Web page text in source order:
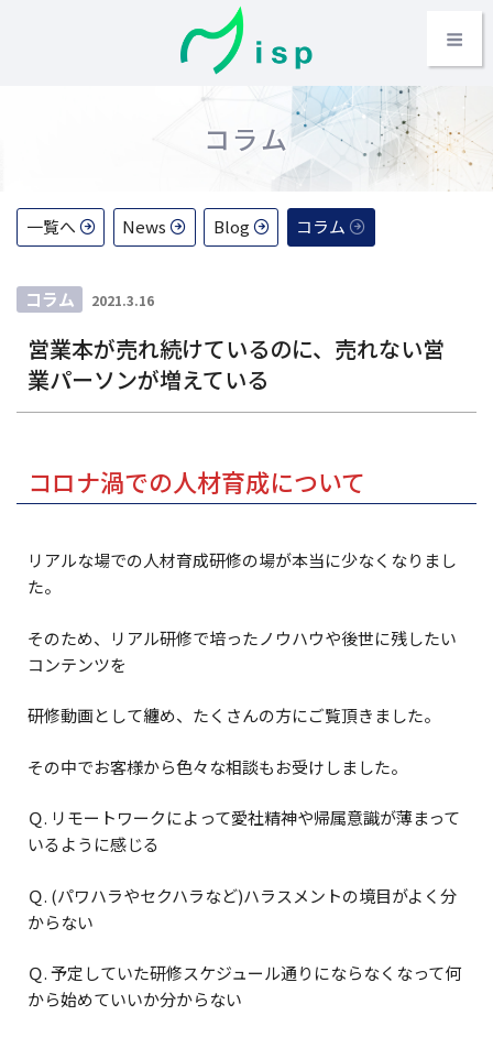
Menu
Colony
Farm
Metaverse
Company
Blog
Contact
コラム
一覧へ News Blog コラム
コラム
投
日:
2021.3.16
営業本が売れ続けているのに、売れない営
業パーソンが増えている
コロナ渦での人材育成について
リアルな場での人材育成研修の場が本当に少なくなりまし
た。
そのため、リアル研修で培ったノウハウや後世に残したい
コンテンツを
研修動画として纏め、たくさんの方にご覧頂きました。
その中でお客様から色々な相談もお受けしました。
Ｑ. リモートワークによって愛社精神や帰属意識が薄まって
いるように感じる
Ｑ. (パワハラやセクハラなど)ハラスメントの境目がよく分
からない
Ｑ. 予定していた研修スケジュール通りにならなくなって何
から始めていいか分からない